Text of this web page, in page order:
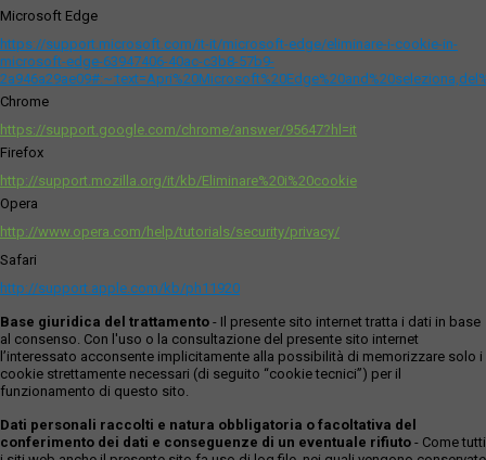
Microsoft Edge
https://support.microsoft.com/it-it/microsoft-edge/eliminare-i-cookie-in-
microsoft-edge-63947406-40ac-c3b8-57b9-
Chrome
https://support.google.com/chrome/answer/95647?hl=it
Firefox
http://support.mozilla.org/it/kb/Eliminare%20i%20cookie
Opera
http://www.opera.com/help/tutorials/security/privacy/
Safari
http://support.apple.com/kb/ph11920
Base giuridica del trattamento - Il presente sito internet tratta i dati in base
al consenso. Con l'uso o la consultazione del presente sito internet
l’interessato acconsente implicitamente alla possibilità di memorizzare solo i
cookie strettamente necessari (di seguito “cookie tecnici”) per il
funzionamento di questo sito.
Dati personali raccolti e natura obbligatoria o facoltativa del
conferimento dei dati e conseguenze di un eventuale rifiuto - Come tutti